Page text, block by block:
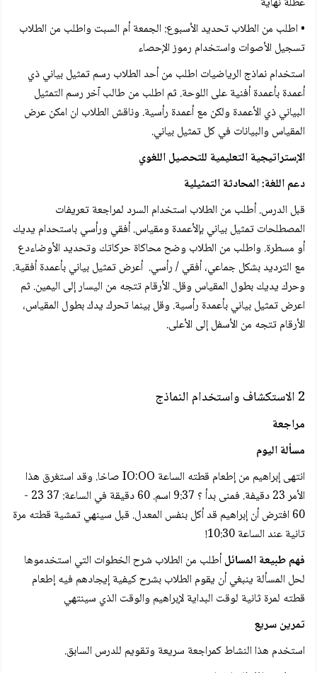
• اطلب من الطلاب تحديد الأسبوع: الجمعة أم السبت واطلب من الطلاب
تسجيل الأصوات واستخدام رموز الإحصاء
استخدام نماذج الرياضيات اطلب من أحد الطلاب رسم تمثيل بياني ذي
أعمدة بأعمدة أفنية على اللوحة. ثم اطلب من طالب آخر رسم التمثيل
البياني ذي الأعمدة ولكن مع أعمدة رأسية. وناقش الطلاب ان امكن عرض
المقياس والبيانات في كل تمثيل بياني.
الإستراتيجية التعليمية للتحصيل اللغوي
دعم اللغة: المحادثة التمثيلية
قبل الدرس. أطلب من الطلاب استخدام السرد لمراجعة تعريفات
المصطلحات تمثيل بياني بإلأعمدة ومقياس. أفقي ورأسي باستحدام يديك
أو مسطرة. واطلب من الطلاب وضح محاكاة حركاتك وتحديد الأوضاءدع
مع الترديد بشكل جماعي، أفقي / رأسي. أعرض تمثيل بياني بأعمدة أفقية.
وحرك يديك بطول المقياس وقل. الأرقام تتجه من اليسار إلى اليمين. ثم
اعرض تمثيل بياني بأعمدة رأسية. وقل بينما تحرك يدك بطول المقياس،
الأرقام تتجه من الأسفل إلى الأعلى.
2 الاستكشاف واستخدام النماذج
مراجعة
مسألة اليوم
انتهى إبراهيم من إطعام قطته الساعة IO:OO صاخا. وقد استغرق هذا
الأمر 23 دقيفة. فمنى بدأ ؟ 9:37 اسم. 60 دقيقة في الساعة: 37 23 -
60 افترض أن إبراهيم قد أكل بنفس المعدل. قبل سينهي تمشية قطته مرة
تانية عند الساعة 10:30!
فهم طبيعة المسائلأطلب من الطلاب شرح الخطوات التي استخدموها
لحل المسألة ينبغي أن يقوم الطلاب بشرح كيفية إيجادهم فيه إطعام
قطته لمرة ثانية لوقت البداية لإبراهيم والوقت الذي سينتهي
تمرين سريع
استخدم هذا النشاط كمراجعة سريعة وتقويم للدرس السابق.